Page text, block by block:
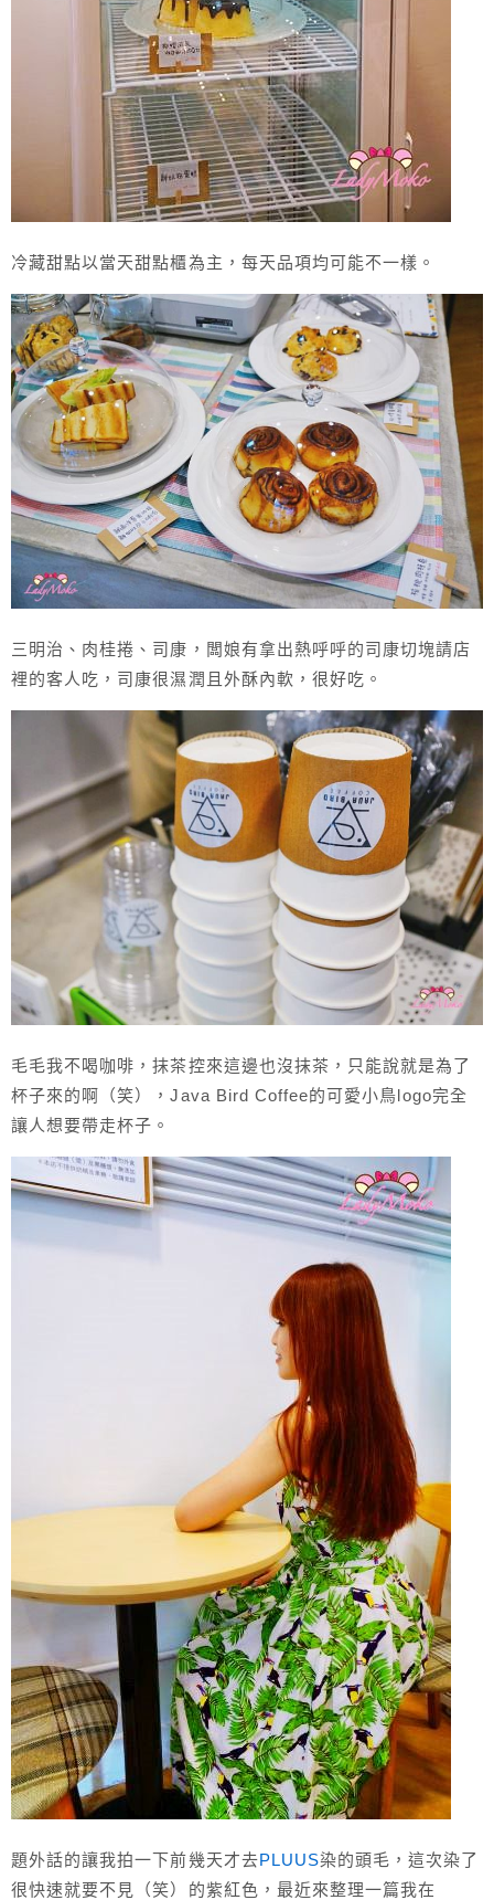
冷藏甜點以當天甜點櫃為主，每天品項均可能不一樣。
三明治、肉桂捲、司康，闆娘有拿出熱呼呼的司康切塊請店
裡的客人吃，司康很濕潤且外酥內軟，很好吃。
毛毛我不喝咖啡，抹茶控來這邊也沒抹茶，只能說就是為了
杯子來的啊（笑），Java Bird Coffee的可愛小鳥logo完全
讓人想要帶走杯子。
題外話的讓我拍一下前幾天才去PLUUS染的頭毛，這次染了
很快速就要不見（笑）的紫紅色，最近來整理一篇我在